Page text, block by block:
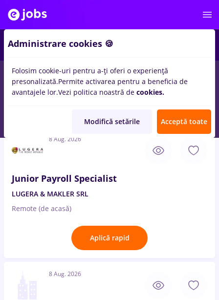
Salarii Student Transport / Distribuție
8 Aug. 2026
Junior Payroll Specialist
LUGERA & MAKLER SRL
Remote (de acasă)
Aplică rapid
8 Aug. 2026
Administrare cookies 🍪
Folosim cookie-uri pentru a-ți oferi o experiență
presonalizată.Permite activarea pentru a beneficia de
avantajele lor.Vezi politica noastră de cookies.
Modifică setările Acceptă toate